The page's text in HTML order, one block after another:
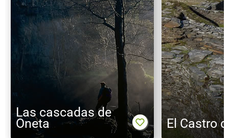
Las cascadas de
Oneta El Castro